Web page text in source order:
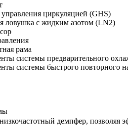
управления циркуляцией (GHS)
ловушка с жидким азотом (LN2)
рама
системы предварительного
системы быстрого повторного
демпфер, позволяя